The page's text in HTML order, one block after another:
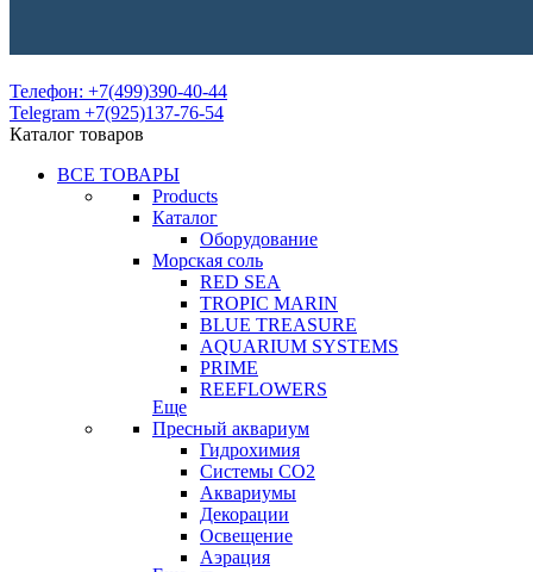
Телефон: +7(499)390-40-44
Telegram +7(925)137-76-54
Каталог товаров
ВСЕ ТОВАРЫ
Products
Каталог
Оборудование
Морская соль
RED SEA
TROPIC MARIN
BLUE TREASURE
AQUARIUM SYSTEMS
PRIME
REEFLOWERS
Еще
Пресный аквариум
Гидрохимия
Системы СО2
Аквариумы
Декорации
Освещение
Аэрация